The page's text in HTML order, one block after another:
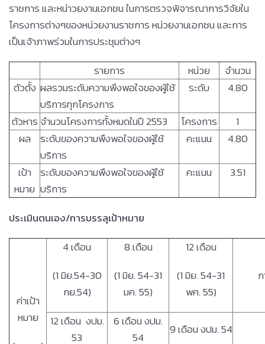
ราชการ และหน่าวยงานเอกชน ในการตรวจพิจารณาการวิจัยใน
โครงการต่างๆของหน่วยงานราชการ หน่วยงานเอกชน และการ
เป็นเจ้าภาพร่วมในการประชุมต่างๆ
รายการ
หน่วย
จำนวน
ตัวตั้ง ผลรวมระดับความพึงพอใจของผู้ใช้
บริการทุกโครงการ
ระดับ 4.80
ตัวหาร จำนวนโครงการทั้งหมดในปี 2553 โครงการ
1
ผล
ระดับของความพึงพอใจของผู้ใช้
บริการ
คะแนน 4.80
เป้า
หมาย
ระดับของความพึงพอใจของผู้ใช้
บริการ
คะแนน 3.51
ประเมินตนเอง/การบรรลุเป้าหมาย
ค่าเป้า
หมาย
4 เดือน
(1 มิย.54-30
กย.54)
8 เดือน
(1 มิย. 54-31
มค. 55)
12 เดือน
(1 มิย. 54-31
พค. 55)
12 เดือน งปม.
53
6 เดือน งปม.
54
9 เดือน งปม. 54